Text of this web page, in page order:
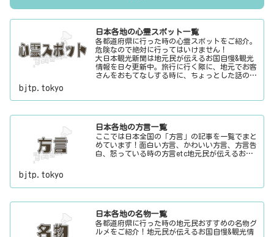
日本各地の心霊スポット一覧
各都道府県に行った時の心霊スポットをご紹介。
危険なので絶対に行ってはいけません！
大日本観光新聞は地元民が伝えるお国自慢&観光
情報を日々更新中。旅行に行く際に、地元でお客
さんをおもてなしする時に、ちょっとした話のネ
bjtp.tokyo
日本各地の方言一覧
ここでは日本全国の「方言」の記事を一覧でまと
めています！面白い方言、かわいい方言、方言告
白、怒っている時の方言etc地元民が伝えるお国
bjtp.tokyo
日本各地の名物一覧
各都道府県に行った時の地元民おすすめの名物グ
ルメをご紹介！地元民が伝えるお国自慢&観光情